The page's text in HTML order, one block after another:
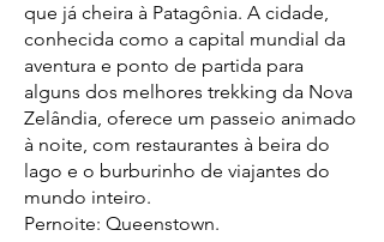
que já cheira à Patagônia. A cidade,
conhecida como a capital mundial da
aventura e ponto de partida para
alguns dos melhores trekking da Nova
Zelândia, oferece um passeio animado
à noite, com restaurantes à beira do
lago e o burburinho de viajantes do
mundo inteiro.
Pernoite: Queenstown.